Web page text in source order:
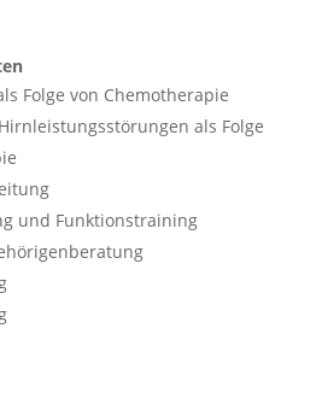
Folge von Chemotherapie
als Folge
und Funktionstraining